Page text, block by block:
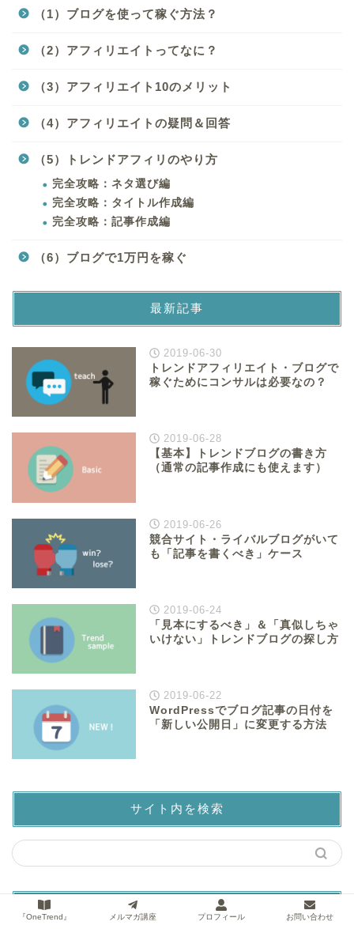
（1）ブログを使って稼ぐ方法？
（2）アフィリエイトってなに？
（3）アフィリエイト10のメリット
（4）アフィリエイトの疑問＆回答
（5）トレンドアフィリのやり方
完全攻略：ネタ選び編
完全攻略：タイトル作成編
完全攻略：記事作成編
（6）ブログで1万円を稼ぐ
最新記事
2019-06-30
トレンドアフィリエイト・ブログで
稼ぐためにコンサルは必要なの？
2019-06-28
【基本】トレンドブログの書き方
（通常の記事作成にも使えます）
2019-06-26
競合サイト・ライバルブログがいて
も「記事を書くべき」ケース
2019-06-24
「見本にするべき」＆「真似しちゃ
いけない」トレンドブログの探し方
2019-06-22
WordPressでブログ記事の日付を
「新しい公開日」に変更する方法
サイト内を検索
『OneTrend』 メルマガ講座 プロフィール お問い合わせ